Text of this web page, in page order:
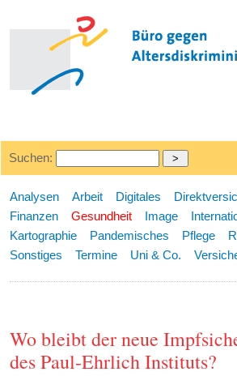
Suchen:
Analysen Arbeit Digitales
Finanzen
Gesundheit Image
Kartographie
Pandemisches Pflege
Sonstiges
Termine Uni & Co.
Wo bleibt der neue
des Paul-Ehrlich Instituts?